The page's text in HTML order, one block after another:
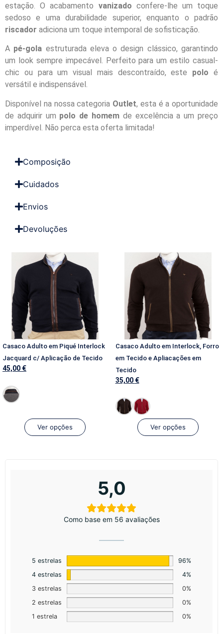
estação. O acabamento vanizado confere-lhe um toque
sedoso e uma durabilidade superior, enquanto o padrão
riscador adiciona um toque intemporal de sofisticação.
A pé-gola estruturada eleva o design clássico, garantindo
um look sempre impecável. Perfeito para um estilo casual-
chic ou para um visual mais descontraído, este polo é
versátil e indispensável.
Disponível na nossa categoria Outlet, esta é a oportunidade
de adquirir um polo de homem de excelência a um preço
imperdível. Não perca esta oferta limitada!
Composição
Cuidados
Envios
Devoluções
Casaco Adulto em Piqué Interlock
Jacquard c/ Aplicação de Tecido
45,00 €
Ver opções
Casaco Adulto em Interlock, Forro
em Tecido e Apliacações em
Tecido
35,00 €
Ver opções
5,0
Como base em 56 avaliações
5 estrelas
96%
4 estrelas
4%
3 estrelas
0%
2 estrelas
0%
1 estrela
0%